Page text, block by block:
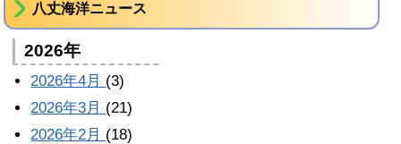
八丈海洋ニュース
2026年
2026年4月 (3)
2026年3月 (21)
2026年2月 (18)